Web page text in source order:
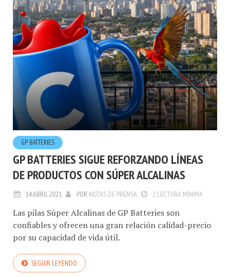
GP BATTERIES
GP BATTERIES SIGUE REFORZANDO LÍNEAS
DE PRODUCTOS CON SÚPER ALCALINAS
14.ABRIL.2021 PORNOTAS DE PRENSA 2 LECTURA MÍNIMA
Las pilas Súper Alcalinas de GP Batteries son
confiables y ofrecen una gran relación calidad-precio
por su capacidad de vida útil.